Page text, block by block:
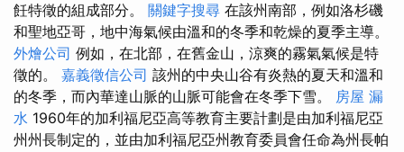
飪特徵的組成部分。 關鍵字搜尋 在該州南部，例如洛杉磯
和聖地亞哥，地中海氣候由溫和的冬季和乾燥的夏季主導。
外燴公司 例如，在北部，在舊金山，涼爽的霧氣氣候是特
徵的。 嘉義徵信公司 該州的中央山谷有炎熱的夏天和溫和
的冬季，而內華達山脈的山脈可能會在冬季下雪。 房屋 漏
水 1960年的加利福尼亞高等教育主要計劃是由加利福尼亞
州州長制定的，並由加利福尼亞州教育委員會任命為州長帕